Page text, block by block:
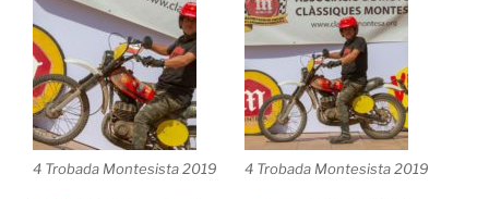
4 Trobada Montesista 2019 4 Trobada Montesista 2019